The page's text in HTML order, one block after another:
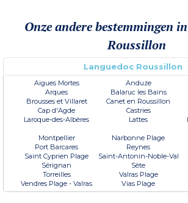
Onze andere bestemmingen
Roussillon
Languedoc Roussillon
Aigues Mortes Anduze
Arques
Balaruc les Bains
Brousses et Villaret
Canet en Roussillon
Cap d'Agde
Castries
Laroque-des-Albères
Lattes
Montpellier
Narbonne Plage
Port Barcares
Reynes
Saint Cyprien Plage
Saint-Antonin-Noble-Val
Sérignan
Sète
Torreilles
Valras Plage
Vendres Plage - Valras
Vias Plage